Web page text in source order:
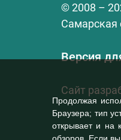
© 2008 –
Самарская
Версия
Сайт
Продолжая
Браузера; тип
открывает и на
обзоров. Если